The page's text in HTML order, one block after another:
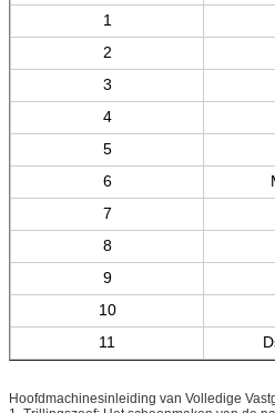
1
2
3
4
5
6
7
8
9
10
11
Hoofdmachinesinleiding van Volledige